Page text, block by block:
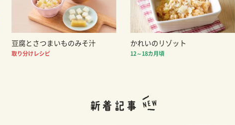
豆腐とさつまいものみそ汁
取り分けレシピ
かれいのリゾット
12～18カ月頃